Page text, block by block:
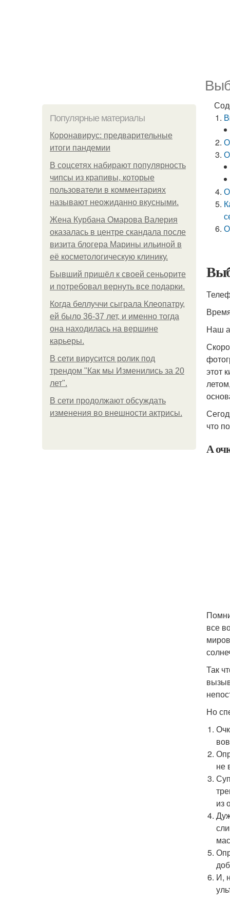
Популярные материалы
Коронавирус: предварительные
итоги пандемии
В соцсетях набирают популярность
чипсы из крапивы, которые
пользователи в комментариях
называют неожиданно вкусными.
Жена Курбана Омарова Валерия
оказалась в центре скандала после
визита блогера Марины ильиной в
её косметологическую клинику.
Бывший пришёл к своей сеньорите
и потребовал вернуть все подарки.
Когда беллуччи сыграла Клеопатру,
ей было 36-37 лет, и именно тогда
она находилась на вершине
карьеры.
В сети вирусится ролик под
трендом "Как мы Изменились за 20
лет".
В сети продолжают обсуждать
изменения во внешности актрисы.
Наш
этот
что
А
все
Так
Но
не
из
И,